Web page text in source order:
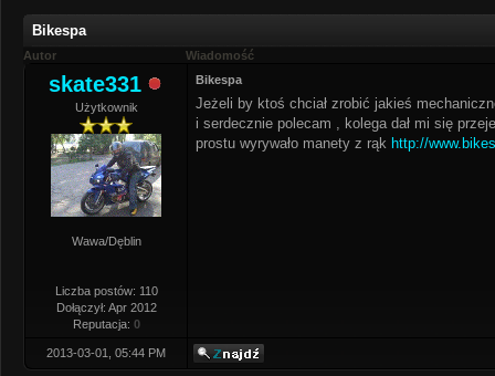
Bikespa
Autor Wiadomość
skate331
Użytkownik
Wawa/Dęblin
Liczba postów: 110
Dołączył: Apr 2012
Reputacja: 0
Bikespa
Jeżeli by ktoś chciał zrobić jakieś
i serdecznie polecam , kolega dał mi się
prostu wyrywało manety z rąk http://
2013-03-01, 05:44 PM